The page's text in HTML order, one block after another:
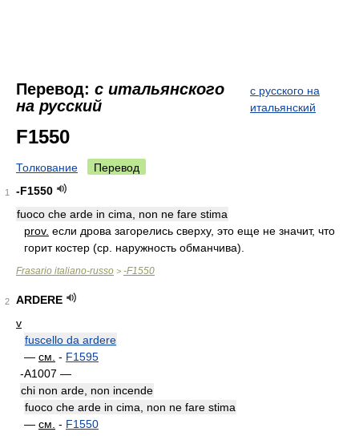
Перевод: с итальянского
на русский
с русского на
итальянский
F1550
Толкование Перевод
1
-F1550
fuoco che arde in cima, non ne fare stima
prov. если дрова загорелись сверху, это еще не значит, что
горит костер (ср. наружность обманчива).
Frasario italiano-russo > -F1550
2
ARDERE
v
fuscello da ardere
— см. - F1595
-A1007 —
chi non arde, non incende
fuoco che arde in cima, non ne fare stima
— см. - F1550